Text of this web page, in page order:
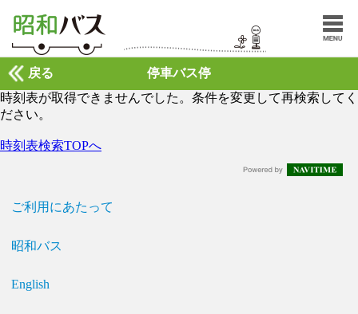
停車バス停
戻る
時刻表が取得できませんでした。条件を変更して再検索してく
ださい。
時刻表検索TOPへ
ご利用にあたって
昭和バス
English